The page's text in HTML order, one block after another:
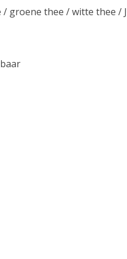
groene thee / witte thee /